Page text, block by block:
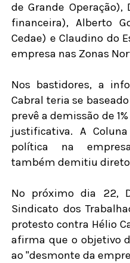
de Grande Operação),
financeira), Alberto
Cedae) e Claudino do
empresa nas Zonas
Nos bastidores, a
Cabral teria se
prevê a demissão de
justificativa. A
política na
também demitiu
No próximo dia 22,
Sindicato dos
protesto contra Hélio
afirma que o objetivo
ao "desmonte da